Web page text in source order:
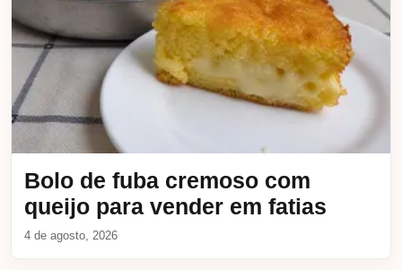
Bolo de fuba cremoso com
queijo para vender em fatias
4 de agosto, 2026